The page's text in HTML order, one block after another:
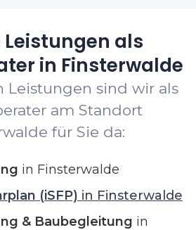
Leistungen als
in Finsterwalde
Leistungen sind wir als
am Standort
für Sie da:
in Finsterwalde
(iSFP) in Finsterwalde
& Baubegleitung in